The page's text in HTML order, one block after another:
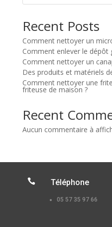
Recent Posts
Comment nettoyer un
Comment enlever le dépôt
Comment nettoyer un
Des produits et matériels
Comment nettoyer une
friteuse de maison ?
Recent
Aucun commentaire à
 Téléphone
05 57 35 97 66